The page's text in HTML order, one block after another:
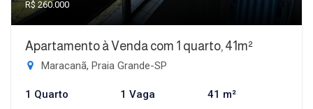
R$ 260.000
Apartamento à Venda com 1 quarto, 41m²
Maracanã, Praia Grande-SP
1 Quarto 1 Vaga 41 m²